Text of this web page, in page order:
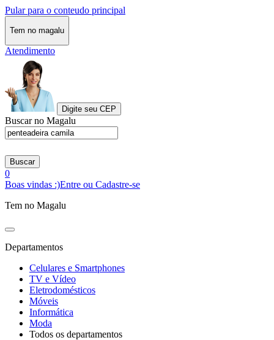
Pular para o conteudo principal
Tem no magalu
Atendimento
Digite seu CEP
Buscar no Magalu
Buscar
0
Boas vindas :)Entre ou Cadastre-se
Tem no Magalu
Departamentos
Celulares e Smartphones
TV e Vídeo
Eletrodomésticos
Móveis
Informática
Moda
Todos os departamentos